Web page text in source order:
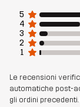
5
4
3
2
1
Le recensioni
automatiche post-
gli ordini